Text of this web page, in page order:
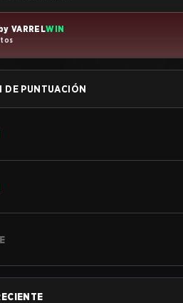
VARRELWIN
DE PUNTUACIÓN